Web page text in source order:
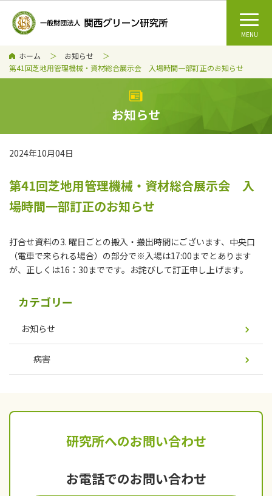
ホーム
お知らせ
第41回芝地用管理機械・資材総合展示会 入場時間一部訂正のお知らせ
お知らせ
2024年10月04日
第41回芝地用管理機械・資材総合展示会 入
場時間一部訂正のお知らせ
打合せ資料の3. 曜日ごとの搬入・搬出時間にございます、中央口
（電車で来られる場合）の部分で※入場は17:00までとあります
が、正しくは16：30までです。お詫びして訂正申し上げます。
カテゴリー
お知らせ
病害
研究所へのお問い合わせ
お電話でのお問い合わせ